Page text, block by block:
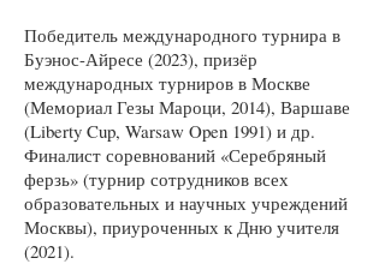
Победитель международного турнира в
Буэнос-Айресе (2023), призёр
международных турниров в Москве
(Мемориал Гезы Мароци, 2014), Варшаве
(Liberty Cup, Warsaw Open 1991) и др.
Финалист соревнований «Серебряный
ферзь» (турнир сотрудников всех
образовательных и научных учреждений
Москвы), приуроченных к Дню учителя
(2021).